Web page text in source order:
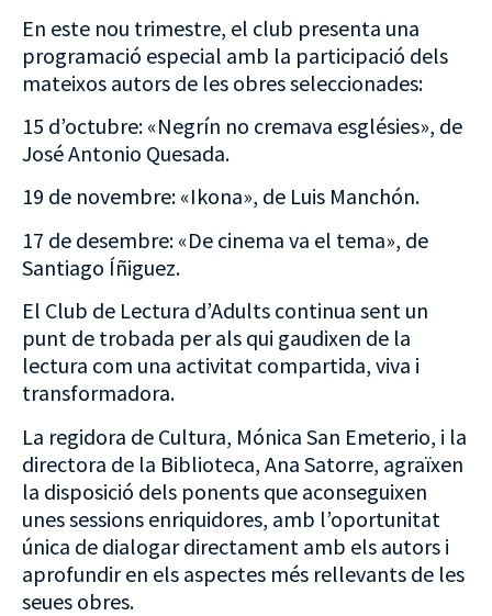
En este nou trimestre, el club presenta una
programació especial amb la participació dels
mateixos autors de les obres seleccionades:
15 d’octubre: «Negrín no cremava esglésies», de
José Antonio Quesada.
19 de novembre: «Ikona», de Luis Manchón.
17 de desembre: «De cinema va el tema», de
Santiago Íñiguez.
El Club de Lectura d’Adults continua sent un
punt de trobada per als qui gaudixen de la
lectura com una activitat compartida, viva i
transformadora.
La regidora de Cultura, Mónica San Emeterio, i la
directora de la Biblioteca, Ana Satorre, agraïxen
la disposició dels ponents que aconseguixen
unes sessions enriquidores, amb l’oportunitat
única de dialogar directament amb els autors i
aprofundir en els aspectes més rellevants de les
seues obres.